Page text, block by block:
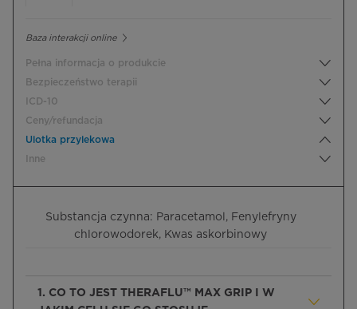
Baza interakcji online
Pełna informacja o produkcie
Bezpieczeństwo terapii
ICD-10
Ceny/refundacja
Ulotka przylekowa
Inne
Substancja czynna: Paracetamol, Fenylefryny
chlorowodorek, Kwas askorbinowy
1. CO TO JEST THERAFLU™ MAX GRIP I W